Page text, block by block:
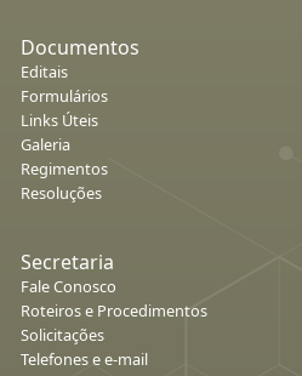
Documentos
Editais
Formulários
Links Úteis
Galeria
Regimentos
Resoluções
Secretaria
Fale Conosco
Roteiros e Procedimentos
Solicitações
Telefones e e-mail